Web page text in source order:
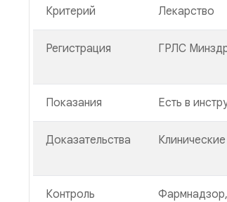
Критерий Лекарство
Регистрация ГРЛС
Показания Есть в
Доказательства
Контроль